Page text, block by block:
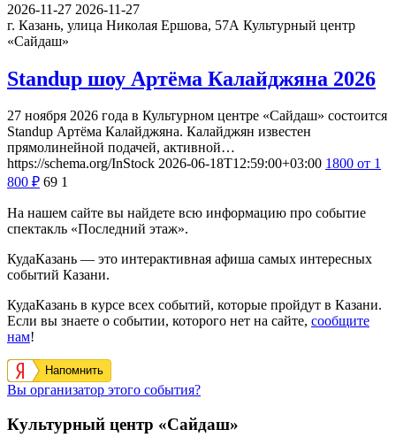
2026-11-27 2026-11-27
г. Казань, улица Николая Ершова, 57А Культурный центр
«Сайдаш»
Standup шоу Артёма Калайджяна 2026
27 ноября 2026 года в Культурном центре «Сайдаш» состоится
Standup Артёма Калайджяна. Калайджян известен
прямолинейной подачей, активной…
https://schema.org/InStock 2026-06-18T12:59:00+03:00 1800 от 1
800 ₽ 69 1
На нашем сайте вы найдете всю информацию про событие
спектакль «Последний этаж».
КудаКазань — это интерактивная афиша самых интересных
событий Казани.
КудаКазань в курсе всех событий, которые пройдут в Казани.
Если вы знаете о событии, которого нет на сайте, сообщите
нам!
Напомнить
Вы организатор этого события?
Культурный центр «Сайдаш»